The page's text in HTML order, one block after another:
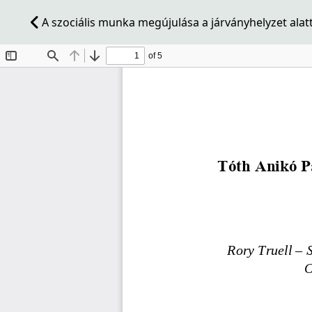
A szociális munka megújulása a járványhelyzet